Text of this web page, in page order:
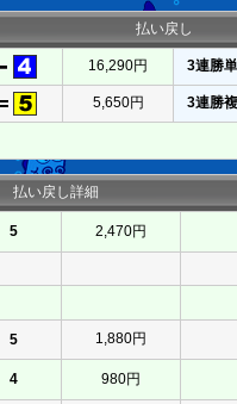
払い戻し
16,290円 3連勝
5,650円 3連勝
払い戻し詳細
5 2,470円
5 1,880円
4 980円